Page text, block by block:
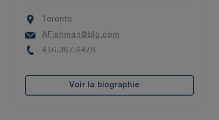
Location
Toronto
Email
AFishman@blg.com
Phone
416.367.6478
Voir la biographie